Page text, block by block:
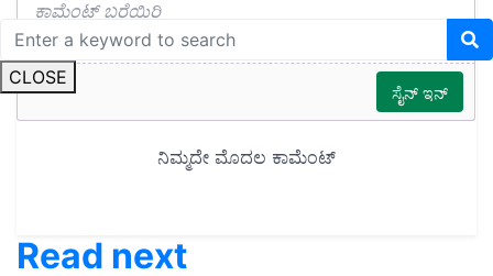
CLOSE
Read next